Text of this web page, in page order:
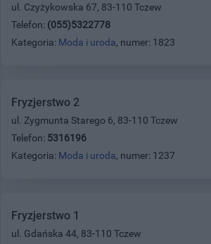
ul. Czyżykowska 67, 83-110 Tczew
Telefon: (055)5322778
Kategoria: Moda i uroda, numer: 1823
Fryzjerstwo 2
ul. Zygmunta Starego 6, 83-110 Tczew
Telefon: 5316196
Kategoria: Moda i uroda, numer: 1237
Fryzjerstwo 1
ul. Gdańska 44, 83-110 Tczew